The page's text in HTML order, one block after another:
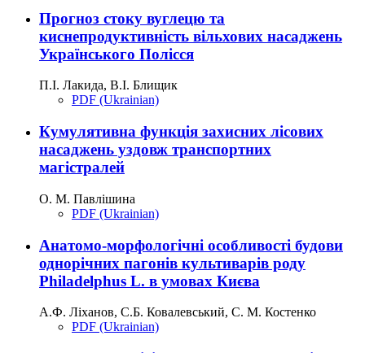
Прогноз стоку вуглецю та
киснепродуктивність вільхових насаджень
Українського Полісся
П.І. Лакида, В.І. Блищик
PDF (Ukrainian)
Кумулятивна функція захисних лісових
насаджень уздовж транспортних
магістралей
О. М. Павлішина
PDF (Ukrainian)
Анатомо-морфологічні особливості будови
однорічних пагонів культиварів роду
Philadelphus L. в умовах Києва
А.Ф. Ліханов, С.Б. Ковалевський, С. М. Костенко
PDF (Ukrainian)